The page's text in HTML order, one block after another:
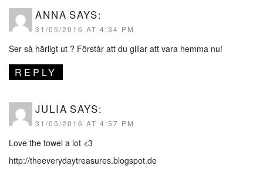
ANNA SAYS:
31/05/2016 AT 4:34 PM
Ser så härligt ut ? Förstår att du gillar att vara hemma nu!
REPLY
JULIA SAYS:
31/05/2016 AT 4:57 PM
Love the towel a lot <3
http://theeverydaytreasures.blogspot.de